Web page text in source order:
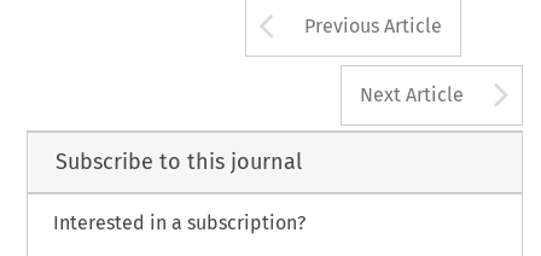
Arrow button
Previous Article
Next Article
Subscribe to this journal
Interested in a subscription?